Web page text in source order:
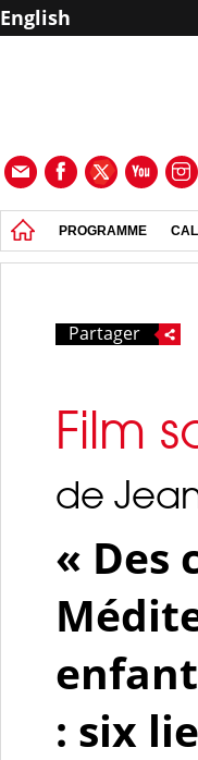
English
PROGRAMME
Partager
Film
de
« Des
: six